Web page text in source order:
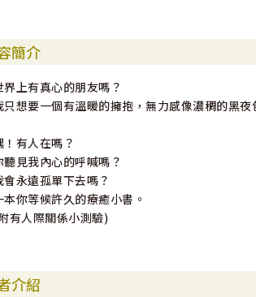
簡介
界上有真心的朋友嗎？
只想要一個有溫暖的擁抱，無力感像濃稠的黑夜
！有人在嗎？
聽見我內心的呼喊嗎？
會永遠孤單下去嗎？
本你等候許久的療癒小書。
有人際關係小測驗)
介紹